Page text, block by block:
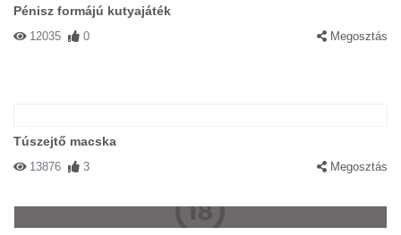
Pénisz formájú kutyajáték
12035 0 Megosztás
Túszejtő macska
13876 3 Megosztás